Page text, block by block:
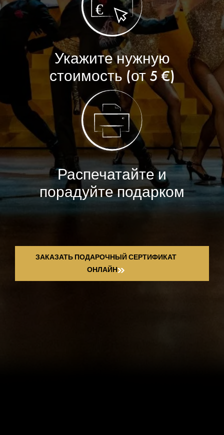
Укажите нужную
стоимость (от 5 €)
Распечатайте и
порадуйте подарком
ЗАКАЗАТЬ ПОДАРОЧНЫЙ СЕРТИФИКАТ
ОНЛАЙН